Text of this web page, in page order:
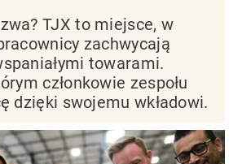
TJX to miejsce, w
zachwycają
towarami.
członkowie zespołu
dzięki swojemu wkładowi.